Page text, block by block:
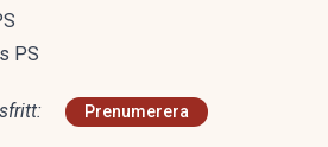
PS
Prenumerera